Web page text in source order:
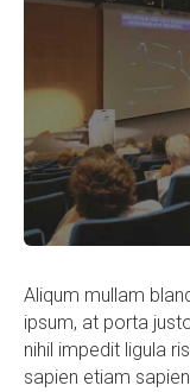
Aliqum mullam
ipsum, at porta
nihil impedit ligula
sapien etiam